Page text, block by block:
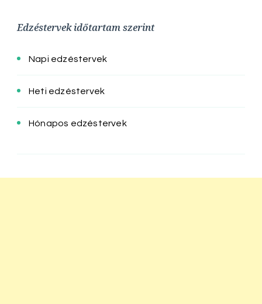
Edzéstervek időtartam szerint
Napi edzéstervek
Heti edzéstervek
Hónapos edzéstervek